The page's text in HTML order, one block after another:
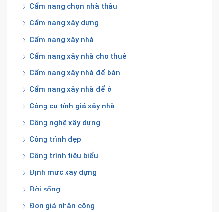
Cẩm nang chọn nhà thầu
Cẩm nang xây dựng
Cẩm nang xây nhà
Cẩm nang xây nhà cho thuê
Cẩm nang xây nhà để bán
Cẩm nang xây nhà để ở
Công cụ tính giá xây nhà
Công nghệ xây dựng
Công trình đẹp
Công trình tiêu biểu
Định mức xây dựng
Đời sống
Đơn giá nhân công